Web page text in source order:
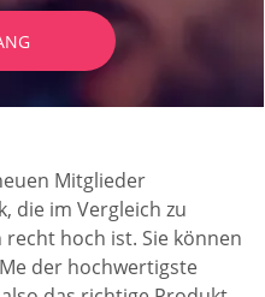
Mitglieder
die im Vergleich zu
hoch ist. Sie können
der hochwertigste